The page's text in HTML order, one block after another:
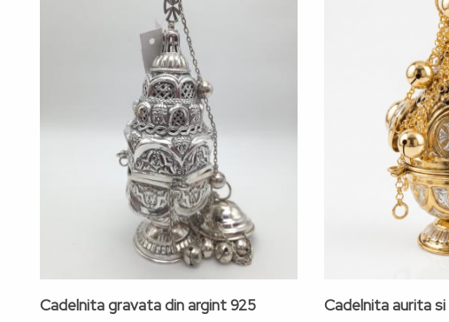
Cadelnita gravata din argint 925 Cadelnita aurita